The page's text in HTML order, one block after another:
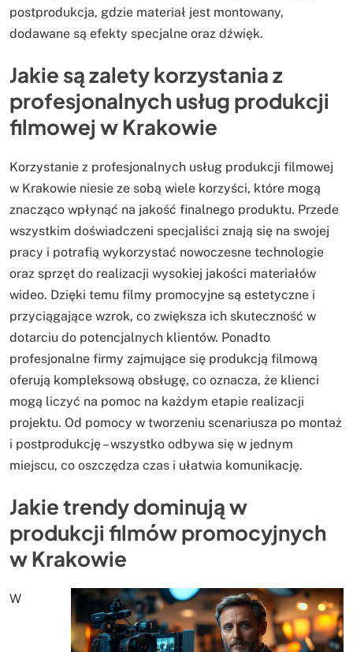
postprodukcja, gdzie materiał jest montowany,
dodawane są efekty specjalne oraz dźwięk.
Jakie są zalety korzystania z
profesjonalnych usług produkcji
filmowej w Krakowie
Korzystanie z profesjonalnych usług produkcji filmowej
w Krakowie niesie ze sobą wiele korzyści, które mogą
znacząco wpłynąć na jakość finalnego produktu. Przede
wszystkim doświadczeni specjaliści znają się na swojej
pracy i potrafią wykorzystać nowoczesne technologie
oraz sprzęt do realizacji wysokiej jakości materiałów
wideo. Dzięki temu filmy promocyjne są estetyczne i
przyciągające wzrok, co zwiększa ich skuteczność w
dotarciu do potencjalnych klientów. Ponadto
profesjonalne firmy zajmujące się produkcją filmową
oferują kompleksową obsługę, co oznacza, że klienci
mogą liczyć na pomoc na każdym etapie realizacji
projektu. Od pomocy w tworzeniu scenariusza po montaż
i postprodukcję – wszystko odbywa się w jednym
miejscu, co oszczędza czas i ułatwia komunikację.
Jakie trendy dominują w
produkcji filmów promocyjnych
w Krakowie
W